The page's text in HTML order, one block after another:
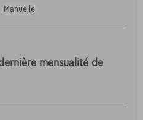
Manuelle
mensualité de